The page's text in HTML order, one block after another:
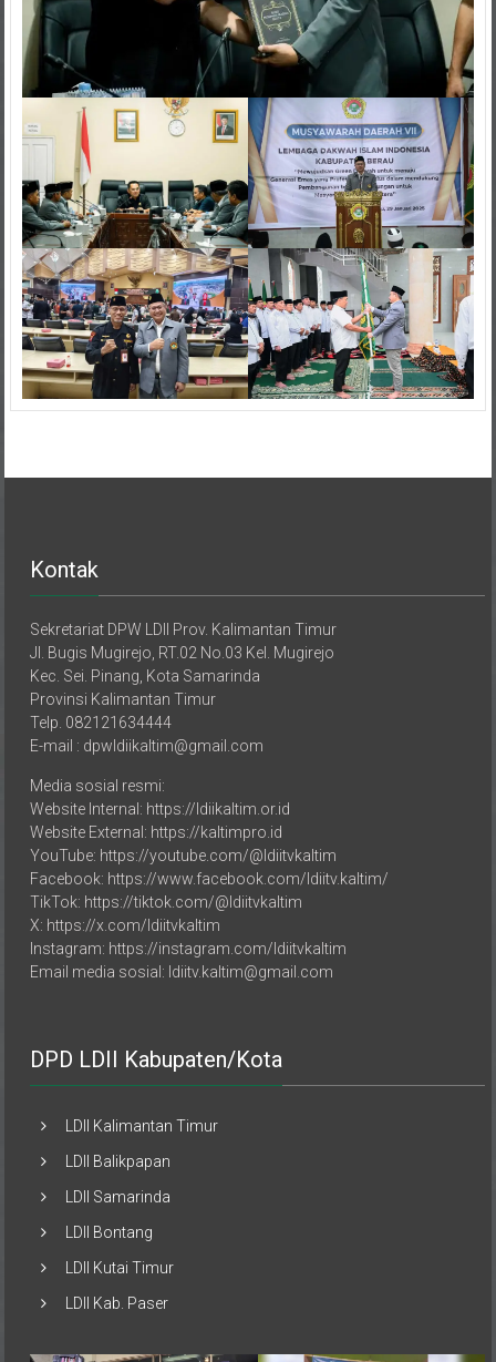
Jl. Bugis Mugirejo, RT.02 No.03 Kel. Mugirejo
Kec. Sei. Pinang, Kota Samarinda
Provinsi Kalimantan Timur
Telp. 082121634444
E-mail : dpwldiikaltim@gmail.com
Website Internal: https://ldiikaltim.or.id
Website External: https://kaltimpro.id
YouTube: https://youtube.com/@ldiitvkaltim
Facebook: https://www.facebook.com/ldiitv.kaltim/
TikTok: https://tiktok.com/@ldiitvkaltim
X: https://x.com/ldiitvkaltim
Instagram: https://instagram.com/ldiitvkaltim
Email media sosial: ldiitv.kaltim@gmail.com
LDII Samarinda
LDII Kutai Timur